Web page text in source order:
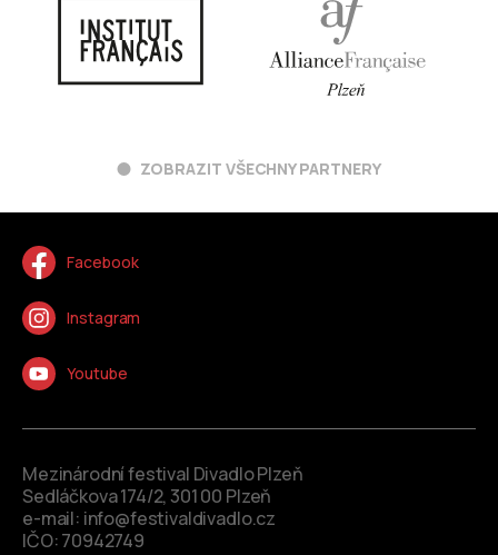
ZOBRAZIT VŠECHNY PARTNERY
Facebook
Instagram
Youtube
Mezinárodní festival Divadlo Plzeň
Sedláčkova 174/2, 301 00 Plzeň
e-mail: info@festivaldivadlo.cz
IČO: 70942749